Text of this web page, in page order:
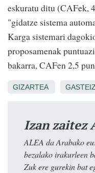
eskuratu ditu (CAFek,
"gidatze sistema
Karga sistemari
proposamenak
bakarra, CAFen 2,5
GIZARTEA GASTEIZ
Izan zaitez
ALEA da Arabako
bezalako irakurleen
Zuk ere gurekin bat